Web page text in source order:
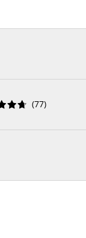


 (77)